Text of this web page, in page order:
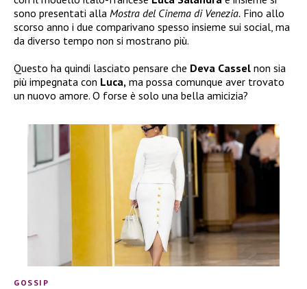
sono presentati alla Mostra del Cinema di Venezia. Fino allo
scorso anno i due comparivano spesso insieme sui social, ma
da diverso tempo non si mostrano più.
Questo ha quindi lasciato pensare che Deva Cassel non sia
più impegnata con Luca, ma possa comunque aver trovato
un nuovo amore. O forse è solo una bella amicizia?
GOSSIP